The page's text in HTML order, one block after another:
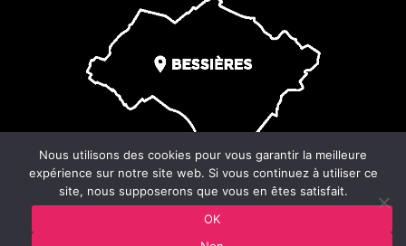
© Copyright 2026 - Ville de Bessières - 29 place du souvenir -
Nous utilisons des cookies pour vous garantir la meilleure
expérience sur notre site web. Si vous continuez à utiliser ce
site, nous supposerons que vous en êtes satisfait.
OK